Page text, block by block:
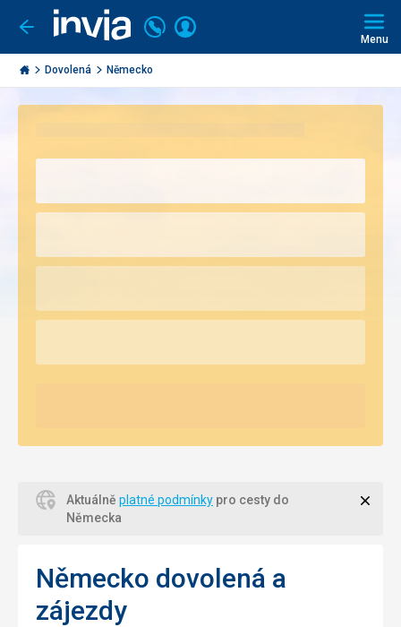
Jít
zpět
Invia.cz
Volejte
226
000
Přihlásit
Menu
Dovolená Německo
Aktuálně platné podmínky pro cesty do
Německa
Německo dovolená a
zájezdy